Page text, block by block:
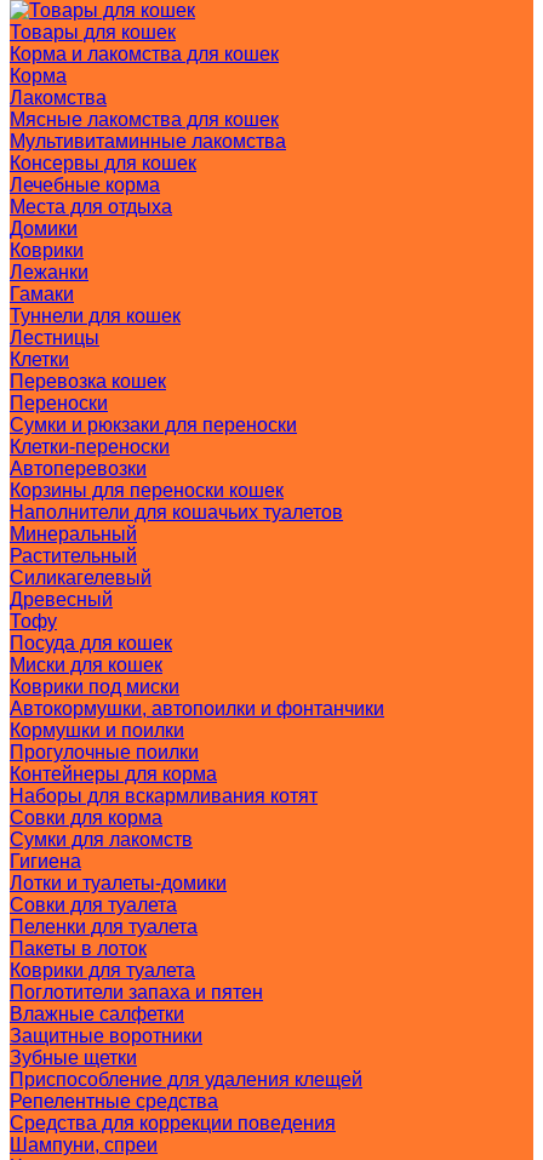
Товары для кошек
Корма и лакомства для кошек
Корма
Лакомства
Мясные лакомства для кошек
Мультивитаминные лакомства
Консервы для кошек
Лечебные корма
Места для отдыха
Домики
Коврики
Лежанки
Гамаки
Туннели для кошек
Лестницы
Клетки
Перевозка кошек
Переноски
Сумки и рюкзаки для переноски
Клетки-переноски
Автоперевозки
Корзины для переноски кошек
Наполнители для кошачьих туалетов
Минеральный
Растительный
Силикагелевый
Древесный
Тофу
Посуда для кошек
Миски для кошек
Коврики под миски
Автокормушки, автопоилки и фонтанчики
Кормушки и поилки
Прогулочные поилки
Контейнеры для корма
Наборы для вскармливания котят
Совки для корма
Сумки для лакомств
Гигиена
Лотки и туалеты-домики
Совки для туалета
Пеленки для туалета
Пакеты в лоток
Коврики для туалета
Поглотители запаха и пятен
Влажные салфетки
Защитные воротники
Зубные щетки
Приспособление для удаления клещей
Репелентные средства
Средства для коррекции поведения
Шампуни, спреи